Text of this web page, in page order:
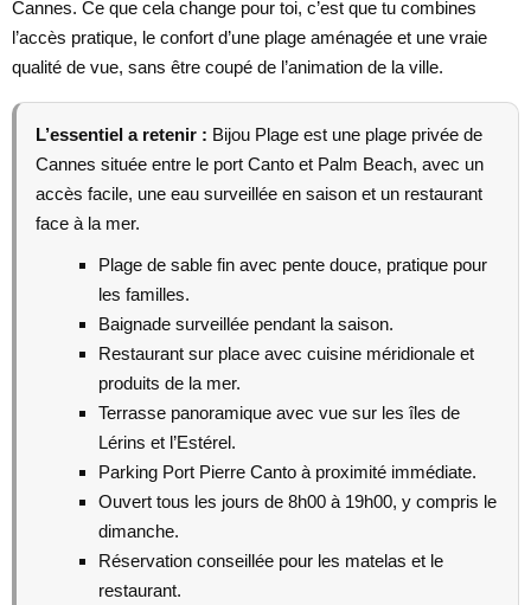
Cannes. Ce que cela change pour toi, c’est que tu combines
l’accès pratique, le confort d’une plage aménagée et une vraie
qualité de vue, sans être coupé de l’animation de la ville.
L’essentiel a retenir : Bijou Plage est une plage privée de
Cannes située entre le port Canto et Palm Beach, avec un
accès facile, une eau surveillée en saison et un restaurant
face à la mer.
Plage de sable fin avec pente douce, pratique pour
les familles.
Baignade surveillée pendant la saison.
Restaurant sur place avec cuisine méridionale et
produits de la mer.
Terrasse panoramique avec vue sur les îles de
Lérins et l’Estérel.
Parking Port Pierre Canto à proximité immédiate.
Ouvert tous les jours de 8h00 à 19h00, y compris le
dimanche.
Réservation conseillée pour les matelas et le
restaurant.